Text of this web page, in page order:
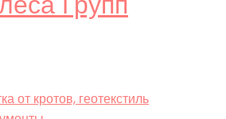
от кротов, геотекстиль